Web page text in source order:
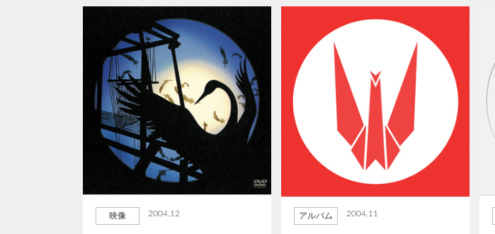
映像 2004.12 アルバム 2004.11